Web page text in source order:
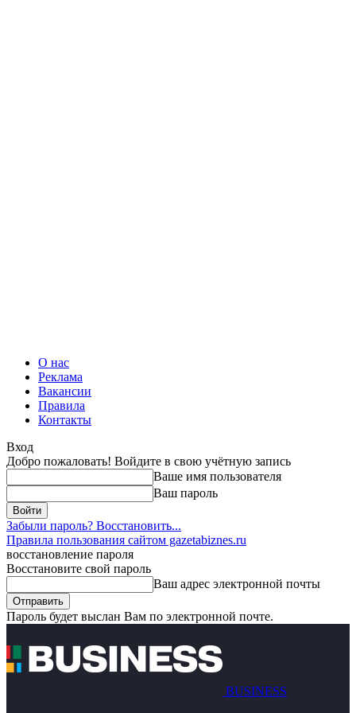
О нас
Реклама
Вакансии
Правила
Контакты
Вход
Добро пожаловать! Войдите в свою учётную запись
Ваше имя пользователя
Ваш пароль
Забыли пароль? Восстановить...
Правила пользования сайтом gazetabiznes.ru
восстановление пароля
Восстановите свой пароль
Ваш адрес электронной почты
Пароль будет выслан Вам по электронной почте.
BUSINESS